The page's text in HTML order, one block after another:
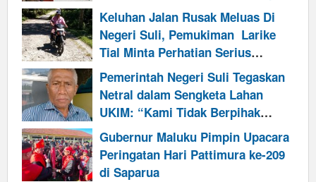
Misi Cetak Generasi Pemimpin
Keluhan Jalan Rusak Meluas Di
Negeri Suli, Pemukiman Larike
Tial Minta Perhatian Serius
Pemkab Maluku Tengah
Pemerintah Negeri Suli Tegaskan
Netral dalam Sengketa Lahan
UKIM: “Kami Tidak Berpihak
Kepada Siapapun”
Gubernur Maluku Pimpin Upacara
Peringatan Hari Pattimura ke-209
di Saparua